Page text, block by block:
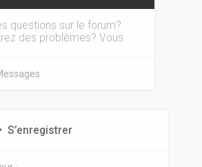
questions sur le forum?
des problèmes? Vous
S’enregistrer